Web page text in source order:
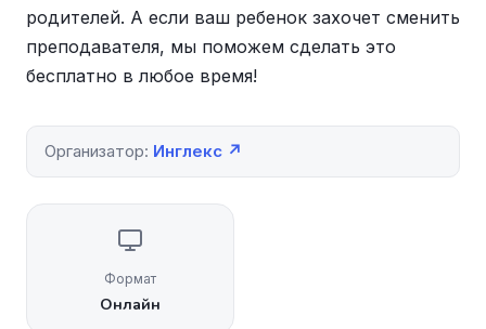
родителей. А если ваш ребенок захочет сменить
преподавателя, мы поможем сделать это
бесплатно в любое время!
Организатор: Инглекс ↗
Формат
Онлайн